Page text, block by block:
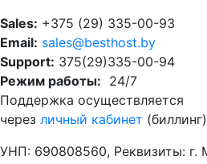
Sales: +375 (29) 335-00-93
Email: sales@besthost.by
Support: 375(29)335-00-94
Режим работы: 24/7
Поддержка осуществляется
через личный кабинет (биллинг)
УНП: 690808560, Реквизиты: г.